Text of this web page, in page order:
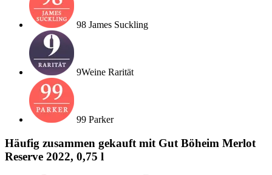
98 James Suckling
9Weine Rarität
99 Parker
Häufig zusammen gekauft mit Gut Böheim Merlot
Reserve 2022, 0,75 l